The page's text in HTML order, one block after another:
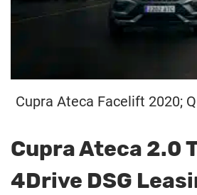
Cupra Ateca Facelift 2020;
Cupra Ateca 2.0
4Drive DSG